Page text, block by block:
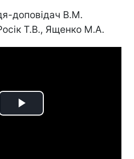
доповідач В.М.
Т.В., Ященко М.А.
Play